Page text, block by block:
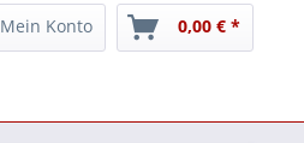
Mein Konto 0,00 € *